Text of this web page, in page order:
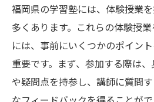
福岡県の学習塾には、体験授業
多くあります。これらの体験授
には、事前にいくつかのポイン
重要です。まず、参加する際は
や疑問点を持参し、講師に質問